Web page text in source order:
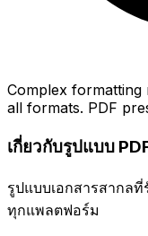
Complex
all formats. PDF
เกี่ยวกับรูปแบบ
รูปแบบเอกสารสากล
ทุกแพลตฟอร์ม